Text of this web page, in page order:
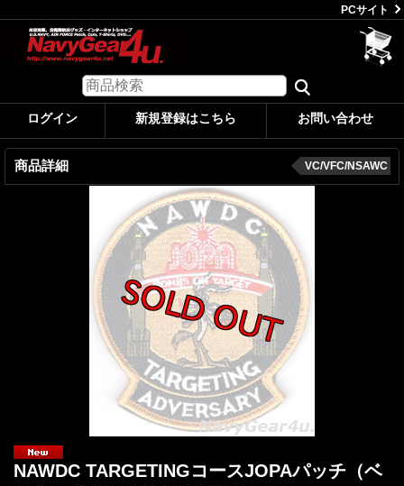
PCサイト
ログイン 新規登録はこちら お問い合わせ
商品詳細 VC/VFC/NSAWC
NAWDC TARGETINGコースJOPAパッチ（ベ